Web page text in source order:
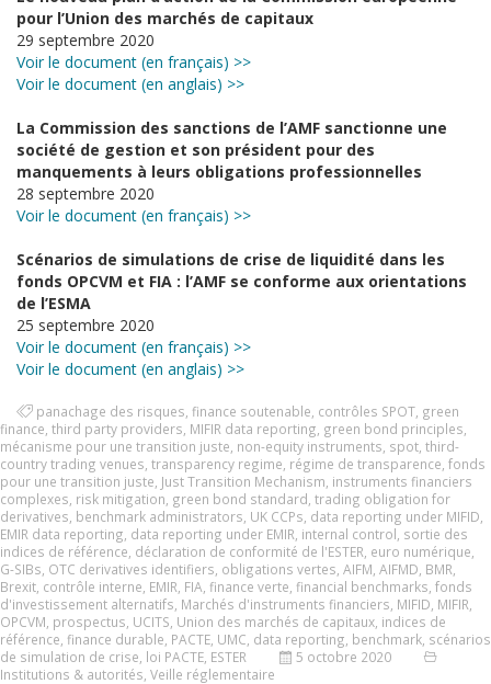
pour l’Union des marchés de capitaux
29 septembre 2020
Voir le document (en français) >>
Voir le document (en anglais) >>
La Commission des sanctions de l’AMF sanctionne une
société de gestion et son président pour des
manquements à leurs obligations professionnelles
28 septembre 2020
Voir le document (en français) >>
Scénarios de simulations de crise de liquidité dans les
fonds OPCVM et FIA : l’AMF se conforme aux orientations
de l’ESMA
25 septembre 2020
Voir le document (en français) >>
Voir le document (en anglais) >>
panachage des risques finance soutenable contrôles SPOT green
finance third party providers MIFIR data reporting green bond principles
mécanisme pour une transition juste non-equity instruments spot third-
country trading venues transparency regime régime de transparence fonds
pour une transition juste Just Transition Mechanism instruments financiers
complexes risk mitigation green bond standard trading obligation for
derivatives benchmark administrators UK CCPs data reporting under MIFID
EMIR data reporting data reporting under EMIR internal control sortie des
indices de référence déclaration de conformité de l'ESTER euro numérique
G-SIBs OTC derivatives identifiers obligations vertes AIFM AIFMD BMR
Brexit contrôle interne EMIR FIA finance verte financial benchmarks fonds
d'investissement alternatifs Marchés d'instruments financiers MIFID MIFIR
OPCVM prospectus UCITS Union des marchés de capitaux indices de
référence finance durable PACTE UMC data reporting benchmark scénarios
de simulation de crise loi PACTE ESTER
5 octobre 2020
Institutions & autorités Veille réglementaire